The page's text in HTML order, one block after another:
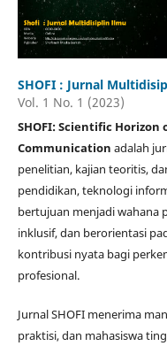
SHOFI : Jurnal
Vol. 1 No. 1 (2023)
SHOFI: Scientific
Communication adalah
penelitian, kajian teoritis,
pendidikan, teknologi
bertujuan menjadi wahana
inklusif, dan berorientasi
kontribusi nyata bagi
profesional.
Jurnal SHOFI menerima
praktisi, dan mahasiswa